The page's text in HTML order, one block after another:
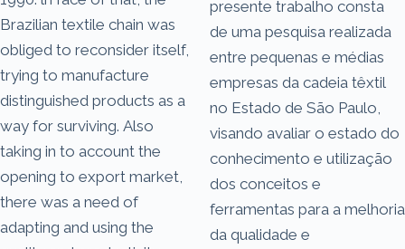
Brazilian textile chain was
obliged to reconsider itself,
trying to manufacture
distinguished products as a
way for surviving. Also
taking in to account the
opening to export market,
there was a need of
adapting and using the
presente trabalho consta
de uma pesquisa realizada
entre pequenas e médias
empresas da cadeia têxtil
no Estado de São Paulo,
visando avaliar o estado do
conhecimento e utilização
dos conceitos e
ferramentas para a melhoria
da qualidade e